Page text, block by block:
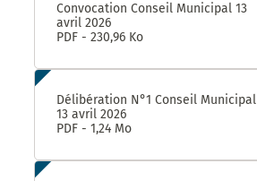
Convocation Conseil Municipal 13
avril 2026
PDF - 230,96 Ko
Délibération N°1 Conseil Municipal
13 avril 2026
PDF - 1,24 Mo